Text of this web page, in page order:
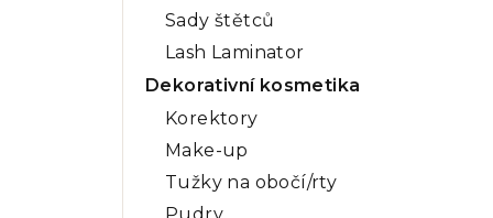
Sady štětců
Lash Laminator
Dekorativní kosmetika
Korektory
Make-up
Tužky na obočí/rty